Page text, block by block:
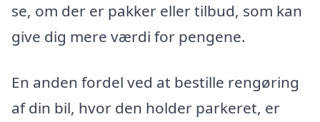
se, om der er pakker eller tilbud, som kan
give dig mere værdi for pengene.
En anden fordel ved at bestille rengøring
af din bil, hvor den holder parkeret, er